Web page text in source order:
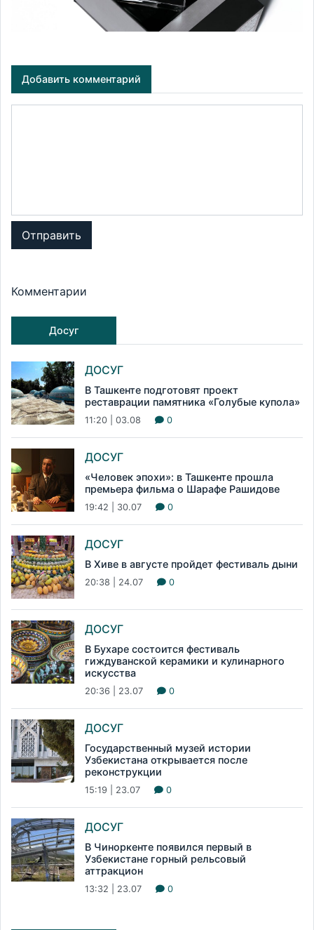
Добавить комментарий
Отправить
Комментарии
Досуг
ДОСУГ
В Ташкенте подготовят проект
реставрации памятника «Голубые купола»
11:20 | 03.08 0
ДОСУГ
«Человек эпохи»: в Ташкенте прошла
премьера фильма о Шарафе Рашидове
19:42 | 30.07 0
ДОСУГ
В Хиве в августе пройдет фестиваль дыни
20:38 | 24.07 0
ДОСУГ
В Бухаре состоится фестиваль
гиждуванской керамики и кулинарного
искусства
20:36 | 23.07 0
ДОСУГ
Государственный музей истории
Узбекистана открывается после
реконструкции
15:19 | 23.07 0
ДОСУГ
В Чиноркенте появился первый в
Узбекистане горный рельсовый
аттракцион
13:32 | 23.07 0